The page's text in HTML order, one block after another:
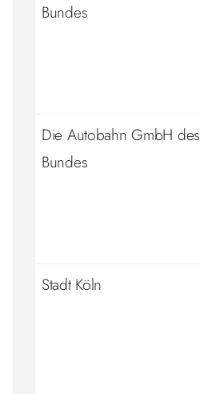
Bundes
Die Autobahn GmbH des
Bundes
Stadt Köln